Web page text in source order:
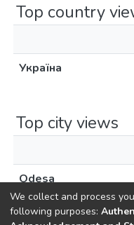
Top country
Україна
Top city views
Odesa
We collect and process
following purposes: